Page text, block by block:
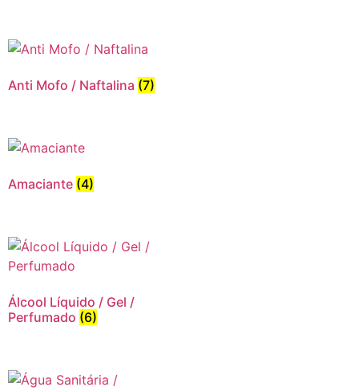
Anti Mofo / Naftalina (7)
Amaciante (4)
Álcool Líquido / Gel /
Perfumado (6)